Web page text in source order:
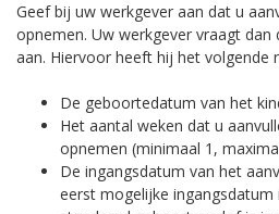
Geef bij uw werkgever aan dat u
opnemen. Uw werkgever vraagt dan
aan. Hiervoor heeft hij het volgende
De geboortedatum van het
Het aantal weken dat u
opnemen (minimaal 1,
De ingangsdatum van het
eerst mogelijke